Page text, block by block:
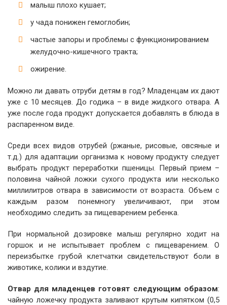
малыш плохо кушает;
у чада понижен гемоглобин;
частые запоры и проблемы с функционированием
желудочно-кишечного тракта;
ожирение.
Можно ли давать отруби детям в год? Младенцам их дают
уже с 10 месяцев. До годика – в виде жидкого отвара. А
уже после года продукт допускается добавлять в блюда в
распаренном виде.
Среди всех видов отрубей (ржаные, рисовые, овсяные и
т.д.) для адаптации организма к новому продукту следует
выбрать продукт переработки пшеницы. Первый прием –
половина чайной ложки сухого продукта или несколько
миллилитров отвара в зависимости от возраста. Объем с
каждым разом понемногу увеличивают, при этом
необходимо следить за пищеварением ребенка.
При нормальной дозировке малыш регулярно ходит на
горшок и не испытывает проблем с пищеварением. О
переизбытке грубой клетчатки свидетельствуют боли в
животике, колики и вздутие.
Отвар для младенцев готовят следующим образом:
чайную ложечку продукта заливают крутым кипятком (0,5